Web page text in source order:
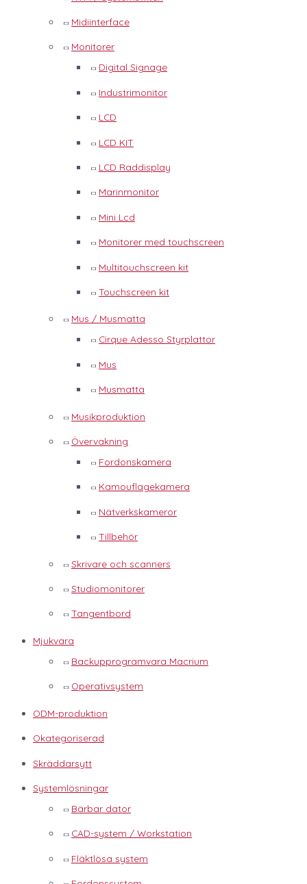
Midiinterface
Monitorer
Digital Signage
Industrimonitor
LCD
LCD KIT
LCD Raddisplay
Marinmonitor
Mini Lcd
Monitorer med touchscreen
Multitouchscreen kit
Touchscreen kit
Mus / Musmatta
Cirque Adesso Styrplattor
Mus
Musmatta
Musikproduktion
Övervakning
Fordonskamera
Kamouflagekamera
Nätverkskameror
Tillbehör
Skrivare och scanners
Studiomonitorer
Tangentbord
Mjukvara
Backupprogramvara Macrium
Operativsystem
ODM-produktion
Okategoriserad
Skräddarsytt
Systemlösningar
Bärbar dator
CAD-system / Workstation
Fläktlösa system